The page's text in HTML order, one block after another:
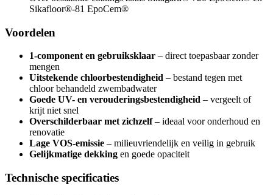
Sikafloor®-81 EpoCem®
Voordelen
1-component en gebruiksklaar – direct toepasbaar zonder
mengen
Uitstekende chloorbestendigheid – bestand tegen met
chloor behandeld zwembadwater
Goede UV- en verouderingsbestendigheid – vergeelt of
krijt niet snel
Overschilderbaar met zichzelf– ideaal voor onderhoud en
renovatie
Lage VOS-emissie – milieuvriendelijk en veilig in gebruik
Gelijkmatige dekking en goede opaciteit
Technische specificaties